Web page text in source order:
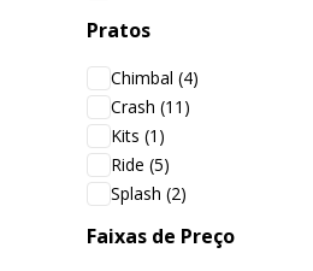
Pratos
Chimbal (4)
Crash (11)
Kits (1)
Ride (5)
Splash (2)
Faixas de Preço